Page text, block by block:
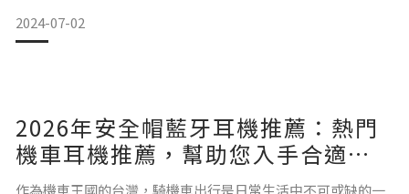
保持在安全範圍內，如85分貝以下，以保護兒童的聽力不受損
害。此外，市面上也有耳機提供可調節的音量限制，讓家長根
2024-07-02
2026年安全帽藍牙耳機推薦：熱門
機車耳機推薦，幫助您入手合適款
式！
作為機車王國的台灣，騎機車出行是日常生活中不可或缺的一